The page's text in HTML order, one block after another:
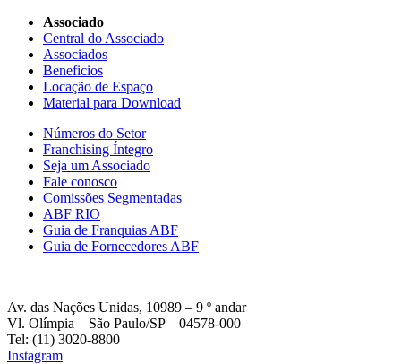
Associado
Central do Associado
Associados
Beneficios
Locação de Espaço
Material para Download
Números do Setor
Franchising Íntegro
Seja um Associado
Fale conosco
Comissões Segmentadas
ABF RIO
Guia de Franquias ABF
Guia de Fornecedores ABF
Av. das Nações Unidas, 10989 – 9 º andar
Vl. Olímpia – São Paulo/SP – 04578-000
Tel: (11) 3020-8800
Instagram